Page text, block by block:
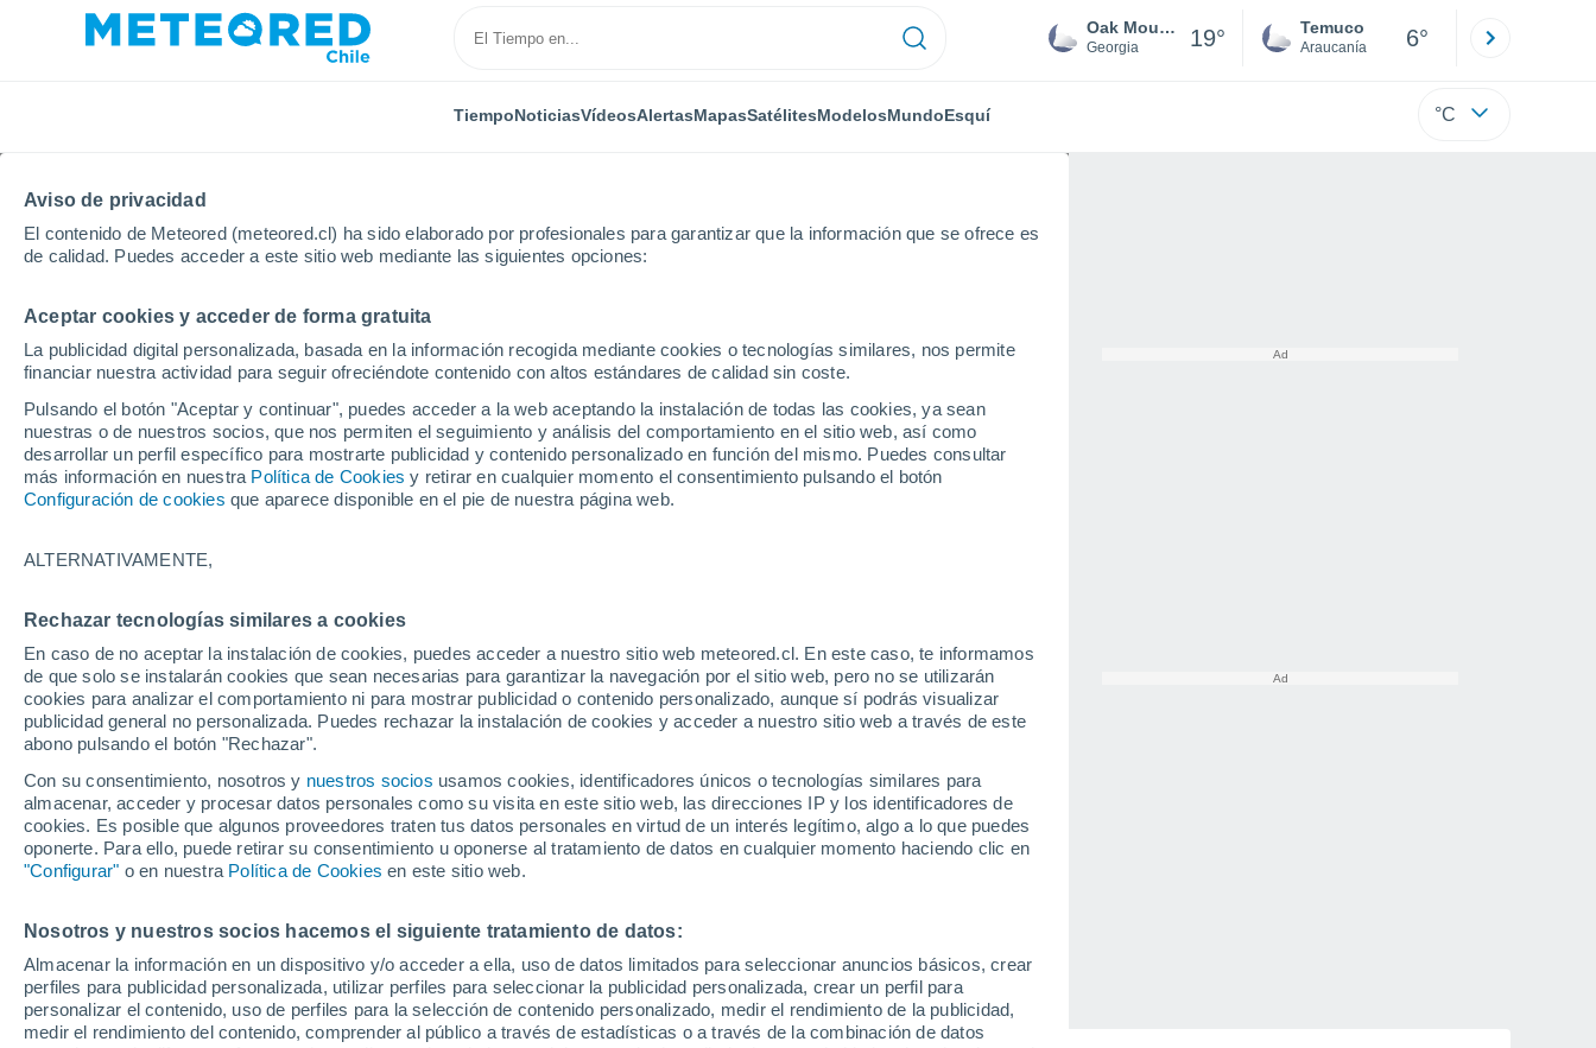
Aviso de privacidad
El contenido de Meteored (meteored.cl) ha sido elaborado por profesionales para garantizar que la información que se ofrece es
de calidad. Puedes acceder a este sitio web mediante las siguientes opciones:
Aceptar cookies y acceder de forma gratuita
La publicidad digital personalizada, basada en la información recogida mediante cookies o tecnologías similares, nos permite
financiar nuestra actividad para seguir ofreciéndote contenido con altos estándares de calidad sin coste.
Pulsando el botón "Aceptar y continuar", puedes acceder a la web aceptando la instalación de todas las cookies, ya sean
nuestras o de nuestros socios, que nos permiten el seguimiento y análisis del comportamiento en el sitio web, así como
desarrollar un perfil específico para mostrarte publicidad y contenido personalizado en función del mismo. Puedes consultar
más información en nuestra Política de Cookies y retirar en cualquier momento el consentimiento pulsando el botón
Configuración de cookies que aparece disponible en el pie de nuestra página web.
ALTERNATIVAMENTE,
Rechazar tecnologías similares a cookies
En caso de no aceptar la instalación de cookies, puedes acceder a nuestro sitio web meteored.cl. En este caso, te informamos
de que solo se instalarán cookies que sean necesarias para garantizar la navegación por el sitio web, pero no se utilizarán
cookies para analizar el comportamiento ni para mostrar publicidad o contenido personalizado, aunque sí podrás visualizar
publicidad general no personalizada. Puedes rechazar la instalación de cookies y acceder a nuestro sitio web a través de este
abono pulsando el botón "Rechazar".
Con su consentimiento, nosotros y nuestros socios usamos cookies, identificadores únicos o tecnologías similares para
almacenar, acceder y procesar datos personales como su visita en este sitio web, las direcciones IP y los identificadores de
cookies. Es posible que algunos proveedores traten tus datos personales en virtud de un interés legítimo, algo a lo que puedes
oponerte. Para ello, puede retirar su consentimiento u oponerse al tratamiento de datos en cualquier momento haciendo clic en
"Configurar" o en nuestra Política de Cookies en este sitio web.
Nosotros y nuestros socios hacemos el siguiente tratamiento de datos:
Almacenar la información en un dispositivo y/o acceder a ella, uso de datos limitados para seleccionar anuncios básicos, crear
perfiles para publicidad personalizada, utilizar perfiles para seleccionar la publicidad personalizada, crear un perfil para
personalizar el contenido, uso de perfiles para la selección de contenido personalizado, medir el rendimiento de la publicidad,
medir el rendimiento del contenido, comprender al público a través de estadísticas o a través de la combinación de datos
Oak Mountain
Georgia 19° Temuco
Araucanía 6°
TiempoNoticiasVídeosAlertasMapasSatélitesModelosMundoEsquí °C
Inicio Estados Unidos Estado de Georgia
Oak Mountain
12/12/2026
Hoy
5 Ago
Mañana
6 Ago
Viernes
7 Ago
Parte de nieve hoy
Pistas por dificultad 10 6 4 2
Kilómetros esquiables -
Remontes 0 / 4
Espesor de nieve en la base
Espesor de nieve en la parte superior -